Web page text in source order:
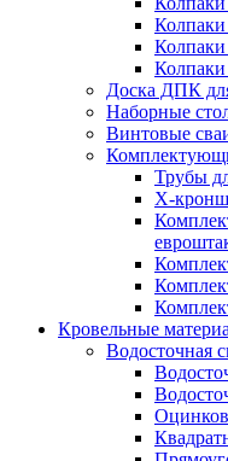
Колпаки
Колпаки
Доска ДПК
Наборные
Винтовые
Трубы
Х-
Кровельные
Водосточная